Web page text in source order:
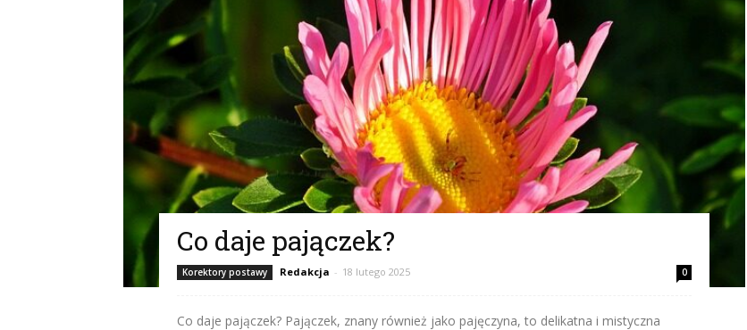
Co daje pajączek?
Korektory postawy Redakcja - 18 lutego 2025 0
Co daje pajączek? Pajączek, znany również jako pajęczyna, to delikatna i mistyczna